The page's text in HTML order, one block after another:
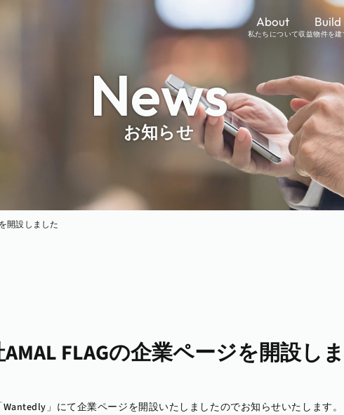
About
私たちについて
Build
収益物件を建
News
お知らせ
開設しました
FLAGの企業ページを開設し
」にて企業ページを開設いたしましたのでお知らせいたします。